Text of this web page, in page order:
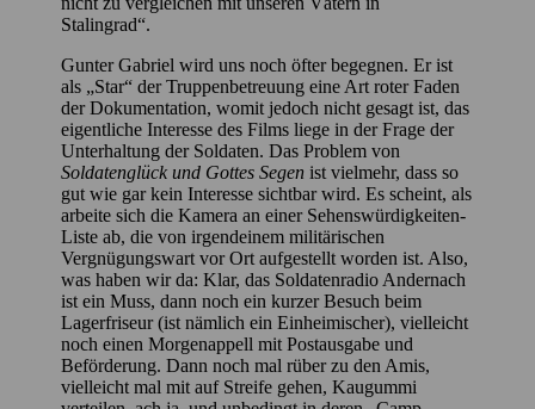
Stalingrad“.
Gunter Gabriel wird uns noch öfter begegnen. Er ist
als „Star“ der Truppenbetreuung eine Art roter Faden
der Dokumentation, womit jedoch nicht gesagt ist, das
eigentliche Interesse des Films liege in der Frage der
Unterhaltung der Soldaten. Das Problem von
Soldatenglück und Gottes Segenist vielmehr, dass so
gut wie gar kein Interesse sichtbar wird. Es scheint, als
arbeite sich die Kamera an einer Sehenswürdigkeiten-
Liste ab, die von irgendeinem militärischen
Vergnügungswart vor Ort aufgestellt worden ist. Also,
was haben wir da: Klar, das Soldatenradio Andernach
ist ein Muss, dann noch ein kurzer Besuch beim
Lagerfriseur (ist nämlich ein Einheimischer), vielleicht
noch einen Morgenappell mit Postausgabe und
Beförderung. Dann noch mal rüber zu den Amis,
vielleicht mal mit auf Streife gehen, Kaugummi